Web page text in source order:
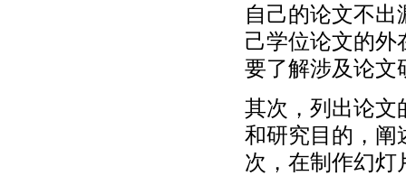
自己的论文不
己学位论文的外
要了解涉及论文
其次，列出论文
和研究目的，阐
次，在制作幻灯